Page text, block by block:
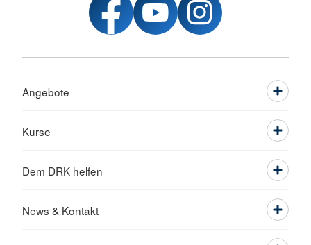
Angebote
Kurse
Dem DRK helfen
News & Kontakt